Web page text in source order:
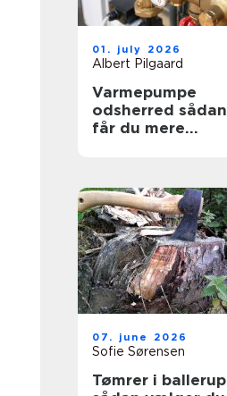
01. july 2026
Albert Pilgaard
Varmepumpe
odsherred sådan
får du mere
07. june 2026
Sofie Sørensen
Tømrer i ballerup